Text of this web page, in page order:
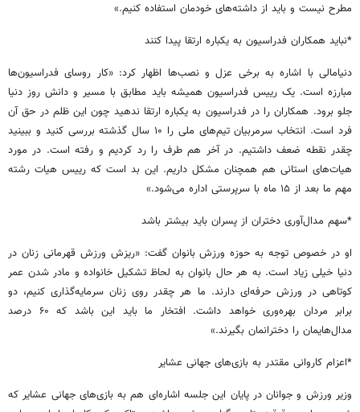
مطرح نیست و باید از داشته‌های خودمان استفاده کنیم.»
*نباید همکاران فدراسیون به یکباره ارتقا پیدا کنند
دنیامالی با اشاره به برخی عزل و نصب‌ها اظهار کرد: «کار روسای فدراسیون‌ها
مبارزه است. یک رییس فدراسیون همیشه باید مطابق با مسیر و دانش روز دنیا
جلو برود. همکاران را در فدراسیون به یکباره ارتقا ندهید چون این ظلم در حق آن
فرد است. انتخاب سرمربیان تیم‌های ملی را ۱۰ سال گذشته بررسی کنید و ببینید
چقدر نقطه ضعف داشتیم. در آخر هم طرف را رد کردیم و رفته است. در مورد
هیات‌های استانی هم همچنان مشکل داریم. این بد است که رییس هیات رشته
مهم ما بعد از ۱۵ ماه با سرپرستی اداره می‌شود.»
*سهم مدال‌آوری دختران از پسران باید بیشتر باشد
او در خصوص توجه به حوزه ورزش بانوان گفت: «ریزش ورزش قهرمانی زنان در
دنیا خیلی زیاد است. به هر حال بانوان به لحاظ تشکیل خانواده و مادر شدن عمر
کوتاهی در ورزش حرفه‌ای دارند. ما هر چقدر روی زنان سرمایه‌گذاری کنیم، دو
برابر مردان بهره‌وری خواهد داشت. افتخار ما باید این باشد که ۶۰ درصد
مدال‌هایمان را دخترانمان بگیرند.»
*اعزام کاروانی مقتدر به بازی‌های جهانی عشایر
وزیر ورزش و جوانان در پایان این جلسه اشاره‌ای هم به بازی‌های جهانی عشایر که